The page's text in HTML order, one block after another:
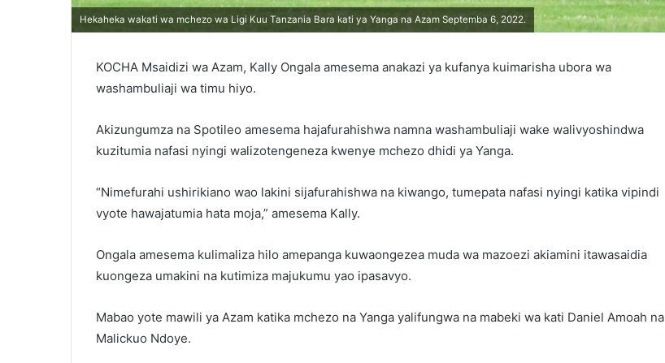
Hekaheka wakati wa mchezo wa Ligi Kuu Tanzania Bara kati ya Yanga na Azam Septemba 6, 2022.
KOCHA Msaidizi wa Azam, Kally Ongala amesema anakazi ya kufanya kuimarisha ubora wa
washambuliaji wa timu hiyo.
Akizungumza na Spotileo amesema hajafurahishwa namna washambuliaji wake walivyoshindwa
kuzitumia nafasi nyingi walizotengeneza kwenye mchezo dhidi ya Yanga.
“Nimefurahi ushirikiano wao lakini sijafurahishwa na kiwango, tumepata nafasi nyingi katika vipindi
vyote hawajatumia hata moja,” amesema Kally.
Ongala amesema kulimaliza hilo amepanga kuwaongezea muda wa mazoezi akiamini itawasaidia
kuongeza umakini na kutimiza majukumu yao ipasavyo.
Mabao yote mawili ya Azam katika mchezo na Yanga yalifungwa na mabeki wa kati Daniel Amoah na
Malickuo Ndoye.